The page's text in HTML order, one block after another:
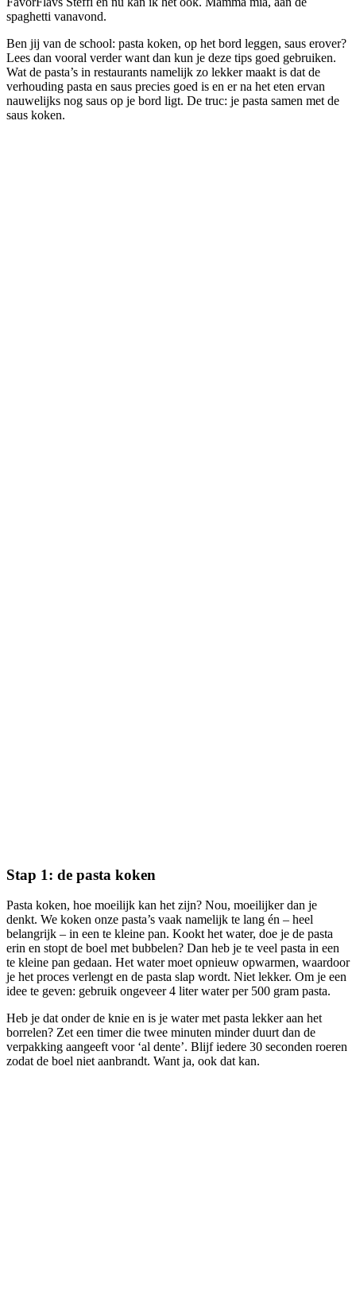
spaghetti vanavond.
Ben jij van de school: pasta koken, op het bord leggen, saus erover?
Lees dan vooral verder want dan kun je deze tips goed gebruiken.
Wat de pasta’s in restaurants namelijk zo lekker maakt is dat de
verhouding pasta en saus precies goed is en er na het eten ervan
nauwelijks nog saus op je bord ligt. De truc: je pasta samen met de
saus koken.
Stap 1: de pasta koken
Pasta koken, hoe moeilijk kan het zijn? Nou, moeilijker dan je
denkt. We koken onze pasta’s vaak namelijk te lang én – heel
belangrijk – in een te kleine pan. Kookt het water, doe je de pasta
erin en stopt de boel met bubbelen? Dan heb je te veel pasta in een
te kleine pan gedaan. Het water moet opnieuw opwarmen, waardoor
je het proces verlengt en de pasta slap wordt. Niet lekker. Om je een
idee te geven: gebruik ongeveer 4 liter water per 500 gram pasta.
Heb je dat onder de knie en is je water met pasta lekker aan het
borrelen? Zet een timer die twee minuten minder duurt dan de
verpakking aangeeft voor ‘al dente’. Blijf iedere 30 seconden roeren
zodat de boel niet aanbrandt. Want ja, ook dat kan.